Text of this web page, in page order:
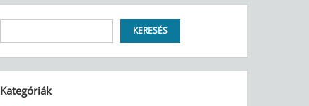
KERESÉS
Kategóriák